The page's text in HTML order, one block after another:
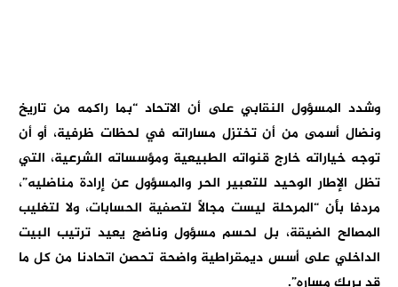
وشدد المسؤول النقابي على أن الاتحاد “بما راكمه من تاريخ
ونضال أسمى من أن تختزل مساراته في لحظات ظرفية، أو أن
توجه خياراته خارج قنواته الطبيعية ومؤسساته الشرعية، التي
تظل الإطار الوحيد للتعبير الحر والمسؤول عن إرادة مناضليه”،
مردفا بأن “المرحلة ليست مجالاً لتصفية الحسابات، ولا لتغليب
المصالح الضيقة، بل لحسم مسؤول وناضج يعيد ترتيب البيت
الداخلي على أسس ديمقراطية واضحة تحصن اتحادنا من كل ما